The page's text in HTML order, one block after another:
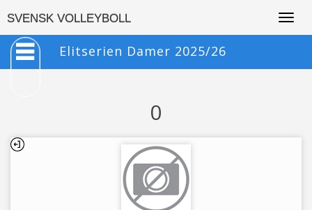
SVENSK VOLLEYBOLL
Elitserien Damer 2025/26
0